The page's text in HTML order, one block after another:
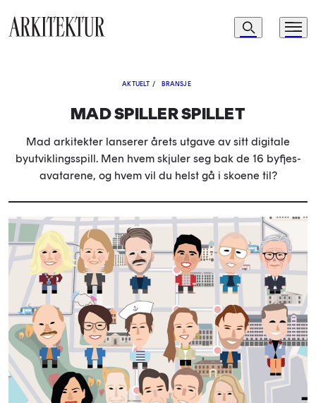
Navigasjon
Søk Meny
AKTUELT / BRANSJE
MAD SPILLER SPILLET
Mad arkitekter lanserer årets utgave av sitt digitale
byutviklingsspill. Men hvem skjuler seg bak de 16 byfjes-
avatarene, og hvem vil du helst gå i skoene til?